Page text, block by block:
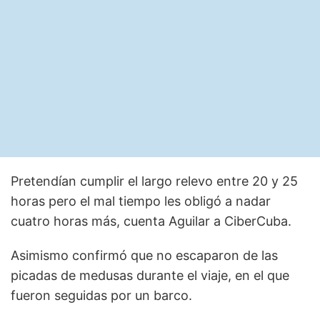
Pretendían cumplir el largo relevo entre 20 y 25
horas pero el mal tiempo les obligó a nadar
cuatro horas más, cuenta Aguilar a CiberCuba.
Asimismo confirmó que no escaparon de las
picadas de medusas durante el viaje, en el que
fueron seguidas por un barco.